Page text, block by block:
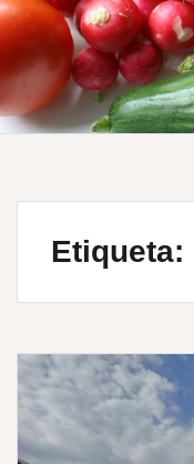
Etiqueta: